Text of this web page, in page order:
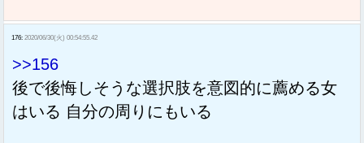
176: 2020/06/30(火) 00:54:55.42
>>156
後で後悔しそうな選択肢を意図的に薦める女
はいる 自分の周りにもいる